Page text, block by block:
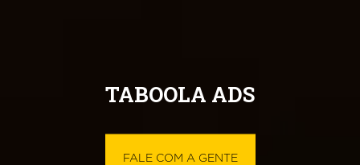
TABOOLA ADS
FALE COM A GENTE